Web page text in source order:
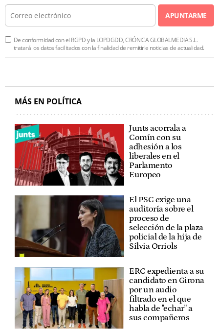
APUNTARME
De conformidad con el RGPD y la LOPDGDD, CRÓNICA GLOBALMEDIA S.L.
tratará los datos facilitados con la finalidad de remitirle noticias de actualidad.
MÁS EN POLÍTICA
Junts acorrala a
Comín con su
adhesión a los
liberales en el
Parlamento
Europeo
El PSC exige una
auditoría sobre el
proceso de
selección de la plaza
policial de la hija de
Sílvia Orriols
ERC expedienta a su
candidato en Girona
por un audio
filtrado en el que
habla de "echar" a
sus compañeros